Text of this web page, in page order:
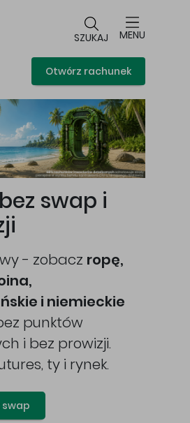
SZUKAJ MENU
Otwórz rachunek
swap i
- zobacz ropę,
i niemieckie
punktów
i bez prowizji.
ty i rynek.
swap